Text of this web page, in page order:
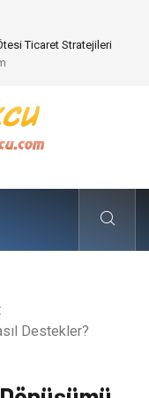
Ticaret Stratejileri
Destekler?